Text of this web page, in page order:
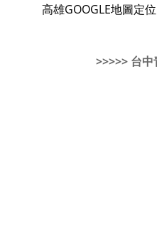
高雄GOOGLE地圖定位
>>>>> 台